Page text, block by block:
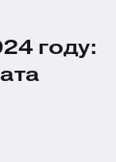
году: